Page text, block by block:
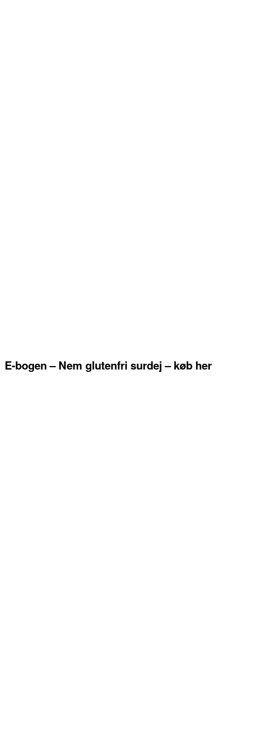
E-bogen – Nem glutenfri surdej – køb her